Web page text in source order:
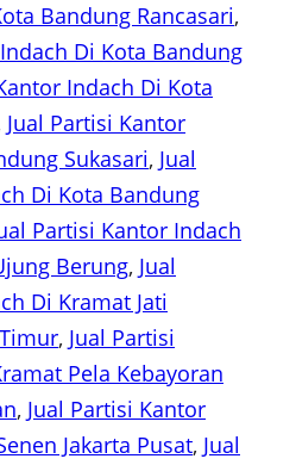
Bandung Rancasari
Di Kota Bandung
Indach Di Kota
Jual Partisi Kantor
Sukasari, Jual
Di Kota Bandung
Partisi Kantor Indach
Berung, Jual
Di Kramat Jati
, Jual Partisi
Pela Kebayoran
, Jual Partisi Kantor
Jakarta Pusat, Jual